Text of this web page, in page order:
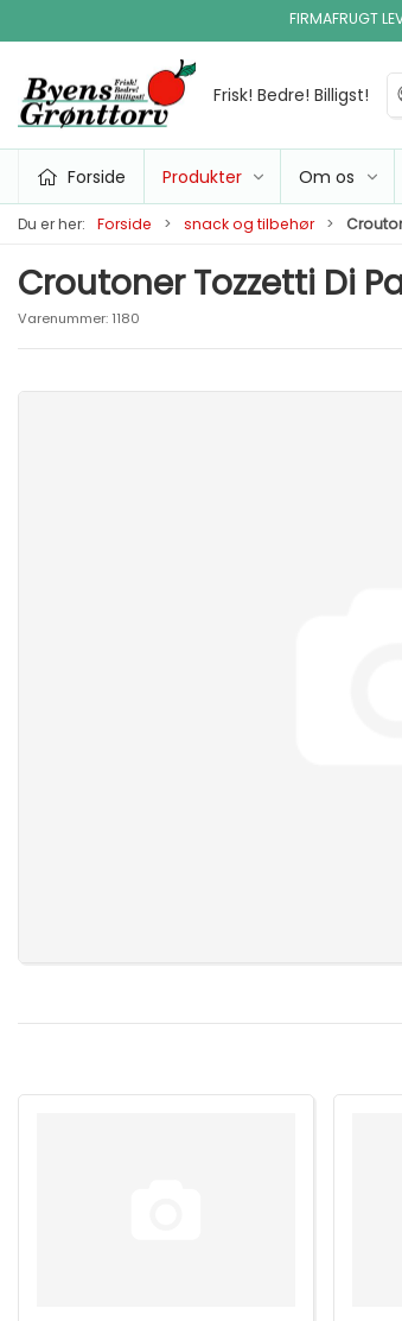
FIRMAFRUGT
Frisk! Bedre! Billigst!
Forside Produkter Om os
Du er her: Forside snack og tilbehør
Croutoner Tozzetti Di
Varenummer:1180